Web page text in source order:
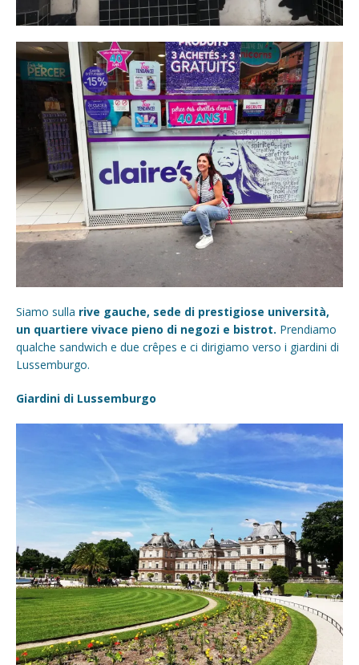
Siamo sulla rive gauche, sede di prestigiose università,
un quartiere vivace pieno di negozi e bistrot. Prendiamo
qualche sandwich e due crêpes e ci dirigiamo verso i giardini di
Lussemburgo.
Giardini di Lussemburgo